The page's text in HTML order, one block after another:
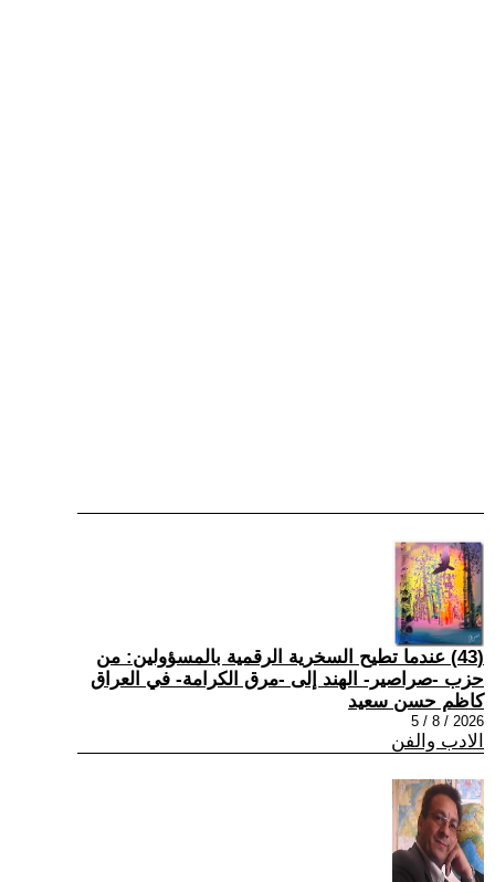
(43) عندما تطيح السخرية الرقمية بالمسؤولين: من
حزب -صراصير- الهند إلى -مرق الكرامة- في العراق
كاظم حسن سعيد
2026 / 8 / 5
الادب والفن